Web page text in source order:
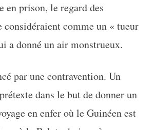
en prison, le regard des
considéraient comme un « tueur
a donné un air monstrueux.
par une contravention. Un
dans le but de donner un
en enfer où le Guinéen est